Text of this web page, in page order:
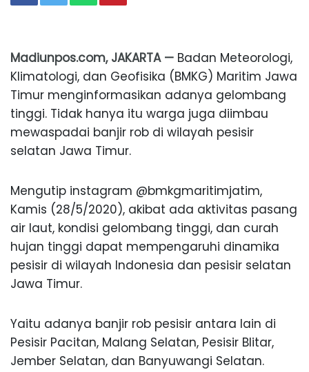
Madiunpos.com, JAKARTA — Badan Meteorologi,
Klimatologi, dan Geofisika (BMKG) Maritim Jawa
Timur menginformasikan adanya gelombang
tinggi. Tidak hanya itu warga juga diimbau
mewaspadai banjir rob di wilayah pesisir
selatan Jawa Timur.
Mengutip instagram @bmkgmaritimjatim,
Kamis (28/5/2020), akibat ada aktivitas pasang
air laut, kondisi gelombang tinggi, dan curah
hujan tinggi dapat mempengaruhi dinamika
pesisir di wilayah Indonesia dan pesisir selatan
Jawa Timur.
Yaitu adanya banjir rob pesisir antara lain di
Pesisir Pacitan, Malang Selatan, Pesisir Blitar,
Jember Selatan, dan Banyuwangi Selatan.